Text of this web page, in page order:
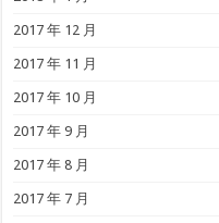
2017 年 12 月
2017 年 11 月
2017 年 10 月
2017 年 9 月
2017 年 8 月
2017 年 7 月